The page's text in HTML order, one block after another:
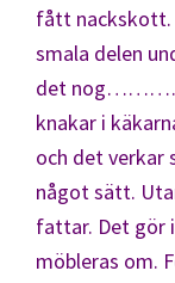
fått nackskott.
smala delen
det
knakar i
och det verkar
något sätt.
fattar. Det gör
möbleras om.